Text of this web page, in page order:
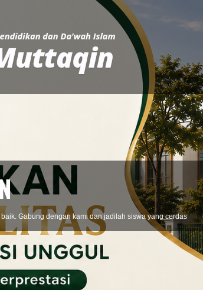
AL MUTTAQIN WEB
Bersihkan hati dengan tutur kata yang lembut. Mari di